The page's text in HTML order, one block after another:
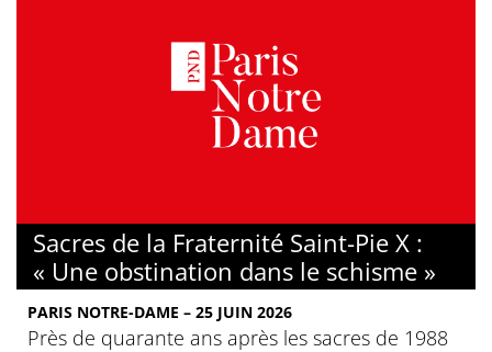
Sacres de la Fraternité Saint-Pie X :
« Une obstination dans le schisme »
PARIS NOTRE-DAME – 25 JUIN 2026
Près de quarante ans après les sacres de 1988